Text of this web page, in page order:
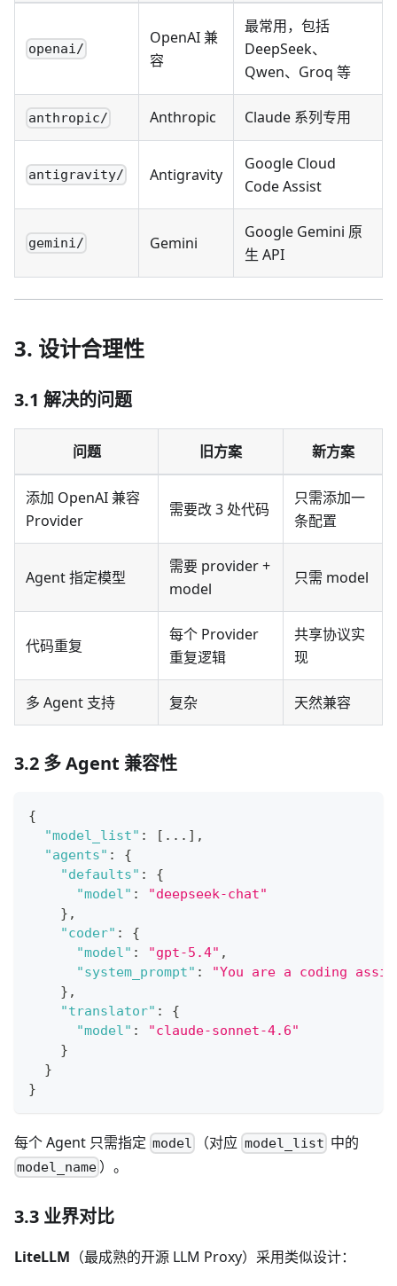
openai/
OpenAI 兼
容
最常用，包括
DeepSeek、
Qwen、Groq 等
anthropic/ Anthropic Claude 系列专用
antigravity/ Antigravity
Google Cloud
Code Assist
gemini/ Gemini
Google Gemini 原
生 API
3. 设计合理性
3.1 解决的问题
问题 旧方案 新方案
添加 OpenAI 兼容
Provider
需要改 3 处代码
只需添加一
条配置
Agent 指定模型
需要 provider +
model
只需 model
代码重复
每个 Provider
重复逻辑
共享协议实
现
多 Agent 支持 复杂 天然兼容
3.2 多 Agent 兼容性
{
"model_list" : [ ... ] ,
"agents" :
{
"defaults" :
{
"model" :
"deepseek-chat"
} ,
"coder" :
{
"model" : "gpt-5.4" ,
"system_prompt" :
"You are a coding
} ,
"translator" :
{
"model" :
"claude-sonnet-4.6"
}
}
}
每个 Agent 只需指定 model （对应 model_list 中的
model_name ）。
3.3 业界对比
LiteLLM （最成熟的开源 LLM Proxy）采用类似设计：